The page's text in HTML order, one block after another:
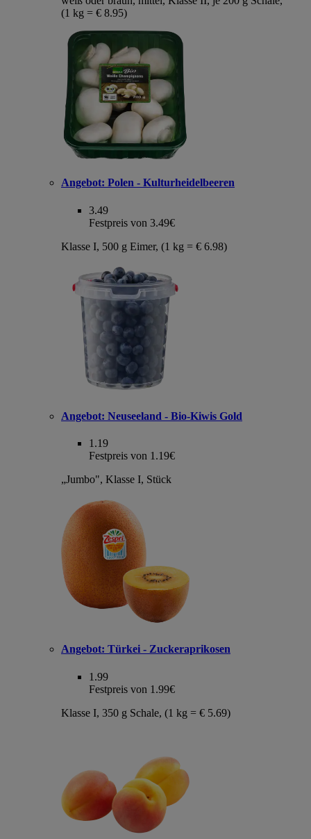
(1 kg = € 8.95)
Angebot: Polen - Kulturheidelbeeren
3.49
Festpreis von 3.49€
Klasse I, 500 g Eimer, (1 kg = € 6.98)
Angebot: Neuseeland - Bio-Kiwis Gold
1.19
Festpreis von 1.19€
„Jumbo", Klasse I, Stück
Angebot: Türkei - Zuckeraprikosen
1.99
Festpreis von 1.99€
Klasse I, 350 g Schale, (1 kg = € 5.69)